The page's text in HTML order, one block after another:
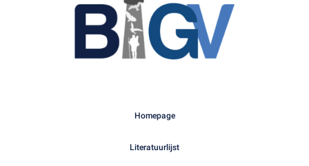
Homepage
Literatuurlijst